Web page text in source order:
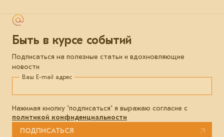
Быть в курсе событий
Подписаться на полезные статьи и вдохновляющие
новости
Ваш E-mail адрес
Нажимая кнопку "подписаться" я выражаю согласие с
политикой конфиденциальности
ПОДПИСАТЬСЯ